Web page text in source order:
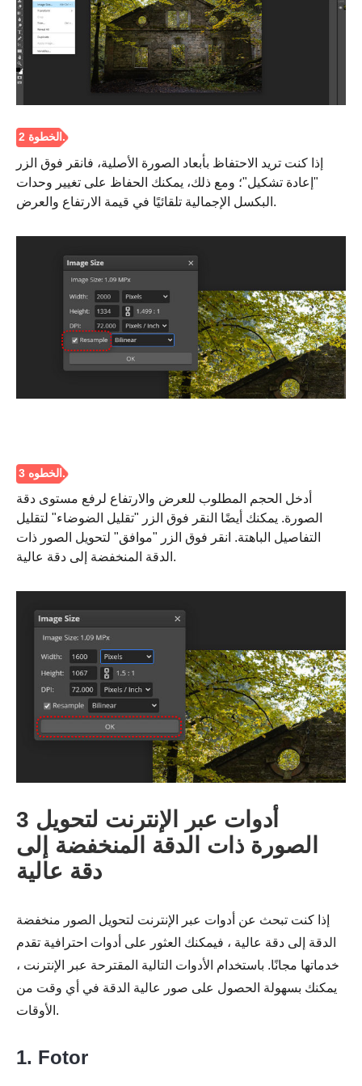
الخطوة 1.
الخطوة 2.
إذا كنت تريد الاحتفاظ بأبعاد الصورة الأصلية، فانقر فوق الزر
"إعادة تشكيل"؛ ومع ذلك، يمكنك الحفاظ على تغيير وحدات
البكسل الإجمالية تلقائيًا في قيمة الارتفاع والعرض.
الخطوه 3.
أدخل الحجم المطلوب للعرض والارتفاع لرفع مستوى دقة
الصورة. يمكنك أيضًا النقر فوق الزر "تقليل الضوضاء" لتقليل
التفاصيل الباهتة. انقر فوق الزر "موافق" لتحويل الصور ذات
الدقة المنخفضة إلى دقة عالية.
3 أدوات عبر الإنترنت لتحويل
الصورة ذات الدقة المنخفضة إلى
دقة عالية
إذا كنت تبحث عن أدوات عبر الإنترنت لتحويل الصور منخفضة
الدقة إلى دقة عالية ، فيمكنك العثور على أدوات احترافية تقدم
خدماتها مجانًا. باستخدام الأدوات التالية المقترحة عبر الإنترنت ،
يمكنك بسهولة الحصول على صور عالية الدقة في أي وقت من
الأوقات.
1. Fotor